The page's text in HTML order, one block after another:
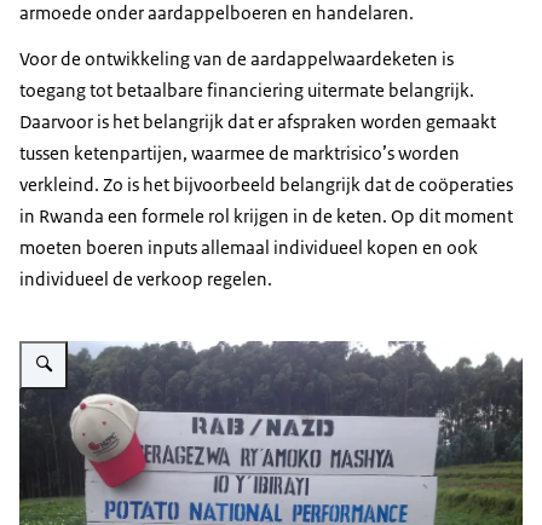
armoede onder aardappelboeren en handelaren.
Voor de ontwikkeling van de aardappelwaardeketen is
toegang tot betaalbare financiering uitermate belangrijk.
Daarvoor is het belangrijk dat er afspraken worden gemaakt
tussen ketenpartijen, waarmee de marktrisico’s worden
verkleind. Zo is het bijvoorbeeld belangrijk dat de coöperaties
in Rwanda een formele rol krijgen in de keten. Op dit moment
moeten boeren inputs allemaal individueel kopen en ook
individueel de verkoop regelen.
Vergroot afbeelding Aardappelketen